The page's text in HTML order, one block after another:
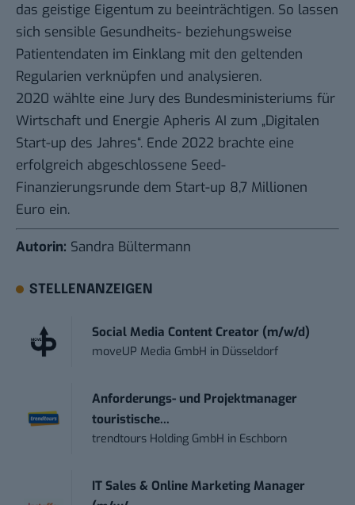
das geistige Eigentum zu beeinträchtigen. So lassen
sich sensible Gesundheits- beziehungsweise
Patientendaten im Einklang mit den geltenden
Regularien verknüpfen und analysieren.
2020 wählte eine Jury des Bundesministeriums für
Wirtschaft und Energie Apheris AI zum „Digitalen
Start-up des Jahres“. Ende 2022 brachte eine
erfolgreich abgeschlossene Seed-
Finanzierungsrunde dem Start-up 8,7 Millionen
Euro ein.
Autorin: Sandra Bültermann
STELLENANZEIGEN
Social Media Content Creator (m/w/d)
moveUP Media GmbH in Düsseldorf
Anforderungs- und Projektmanager
touristische...
trendtours Holding GmbH in Eschborn
IT Sales & Online Marketing Manager